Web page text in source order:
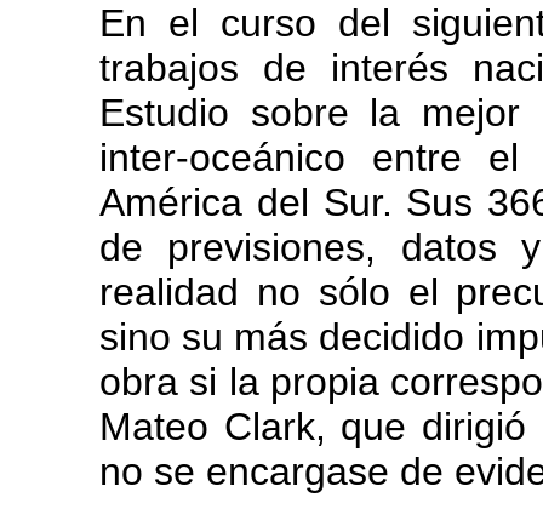
En el curso del
trabajos de interés
Estudio sobre la mejor
inter-oceánico entre
América del Sur. Sus
de previsiones, datos
realidad no sólo el
sino su más decidido
obra si la propia
Mateo Clark, que
no se encargase de